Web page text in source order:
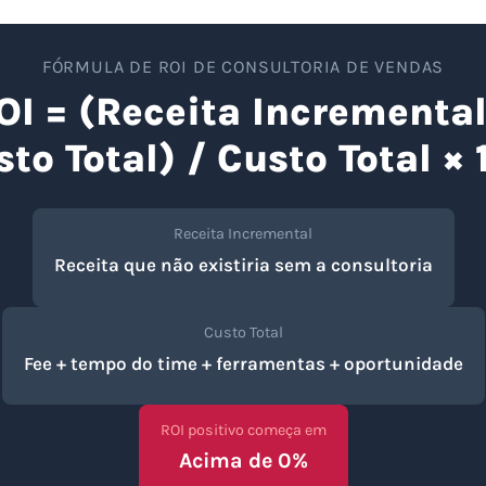
FÓRMULA DE ROI DE CONSULTORIA DE VENDAS
= (Receita
Total) / Custo Total ×
Receita Incremental
Receita que não existiria sem a consultoria
Custo Total
Fee + tempo do time + ferramentas + oportunidade
ROI positivo começa em
Acima de 0%